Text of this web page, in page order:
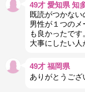
49才 愛知県 知
既読がつかない
男性が１つの
も良かったです
大事にしたい人
49才 福岡県
ありがとうござ